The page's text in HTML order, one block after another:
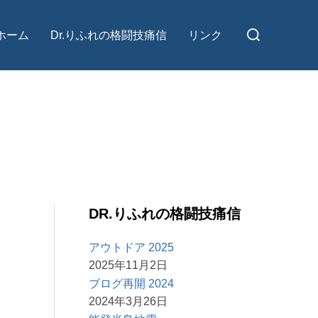
ーム Dr.りふれの格闘技痛信 リンク
検
DR.りふれの格闘技痛信
アウトドア 2025
2025年11月2日
ブログ再開 2024
2024年3月26日